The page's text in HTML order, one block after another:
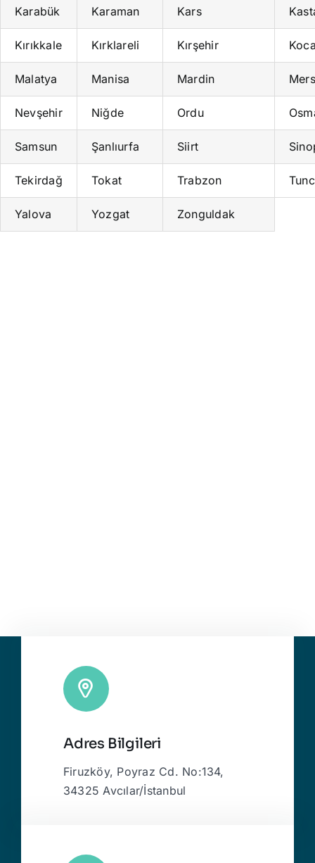
Karabük Karaman Kars
Kırıkkale Kırklareli Kırşehir
Malatya Manisa Mardin
Nevşehir Niğde Ordu
Samsun Şanlıurfa Siirt
Tekirdağ Tokat Trabzon
Yalova Yozgat Zonguldak
Adres Bilgileri
Firuzköy, Poyraz Cd. No:134,
34325 Avcılar/İstanbul